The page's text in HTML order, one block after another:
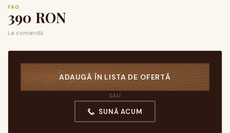
FAG
390 RON
La comandă
ADAUGĂ ÎN LISTA DE OFERTĂ
SAU
SUNĂ ACUM